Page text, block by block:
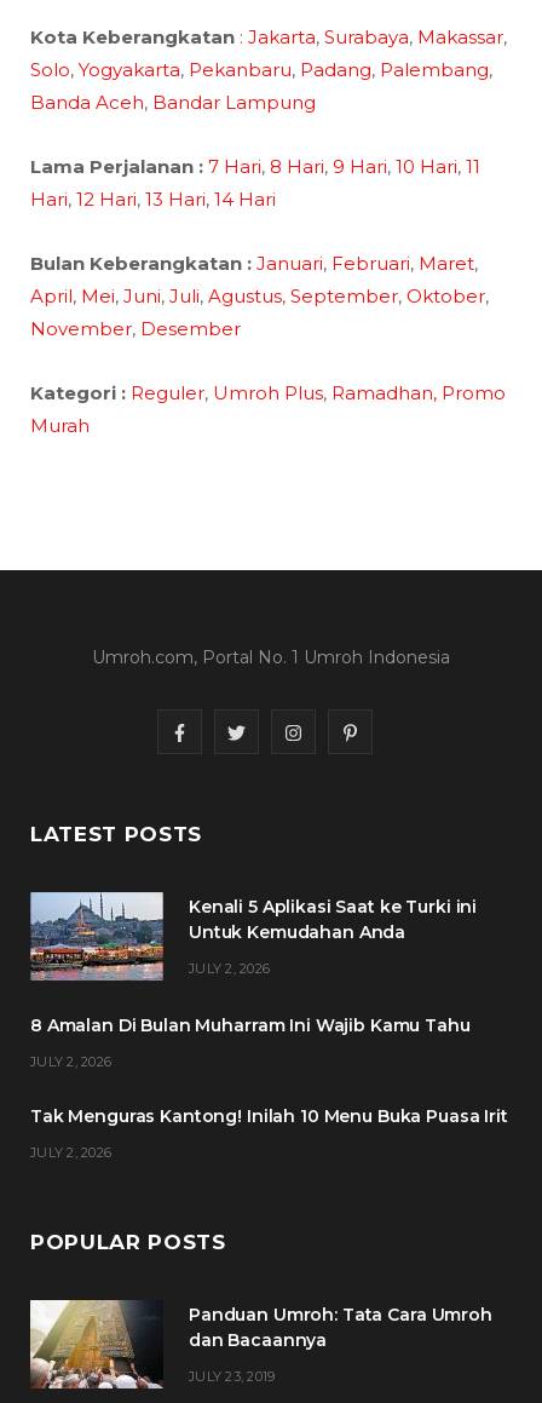
Kota Keberangkatan : Jakarta, Surabaya, Makassar,
Solo, Yogyakarta, Pekanbaru, Padang, Palembang,
Banda Aceh, Bandar Lampung
Lama Perjalanan : 7 Hari, 8 Hari, 9 Hari, 10 Hari, 11
Hari, 12 Hari, 13 Hari, 14 Hari
Bulan Keberangkatan : Januari, Februari, Maret,
April, Mei, Juni, Juli, Agustus, September, Oktober,
November, Desember
Kategori : Reguler, Umroh Plus, Ramadhan, Promo
Murah
Umroh.com, Portal No. 1 Umroh Indonesia
F
b
T
t
I
a
P
e
LATEST POSTS
Kenali 5 Aplikasi Saat ke Turki ini
Untuk Kemudahan Anda
JULY 2, 2026
8 Amalan Di Bulan Muharram Ini Wajib Kamu Tahu
JULY 2, 2026
Tak Menguras Kantong! Inilah 10 Menu Buka Puasa Irit
JULY 2, 2026
POPULAR POSTS
Panduan Umroh: Tata Cara Umroh
dan Bacaannya
JULY 23, 2019